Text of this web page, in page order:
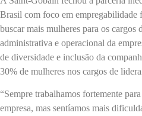
Brasil com foco em
buscar mais mulheres para os cargos
administrativa e operacional da
de diversidade e inclusão da
30% de mulheres nos cargos de
“Sempre trabalhamos fortemente
empresa, mas sentíamos mais